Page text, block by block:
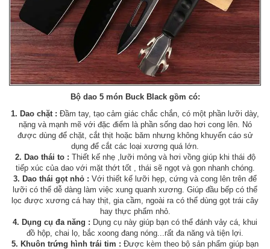
Bộ dao 5 món Buck Black gồm có:
1. Dao chặt : Đầm tay, tạo cảm giác chắc chắn, có một phần lưỡi dày,
nặng và mạnh mẽ với đặc điểm là phần sống dao hơi cong lên. Nó
được dùng để chặt, cắt thịt hoặc băm nhưng không khuyến cáo sử
dụng để cắt các loại xương quá lớn.
2. Dao thái to : Thiết kế nhẹ ,lưỡi mỏng và hơi vồng giúp khi thái độ
tiếp xúc của dao với mặt thớt tốt , thái sẽ ngọt và gọn nhanh chóng.
3. Dao thái gọt nhỏ : Với thiết kế lưỡi hẹp, cứng và cong lên trên để
lưỡi có thể dễ dàng làm việc xung quanh xương. Giúp đầu bếp có thể
lọc được xương cá hay thịt, gia cầm, ngoài ra có thể dùng gọt trái cây
hay thực phẩm nhỏ.
4. Dụng cụ đa năng : Dụng cụ này giúp bạn có thể đánh vảy cá, khui
đồ hộp, chai lọ, bắc xoong đang nóng...rất đa năng và tiện lợi.
5. Khuôn trứng hình trái tim : Được kèm theo bộ sản phẩm giúp bạn